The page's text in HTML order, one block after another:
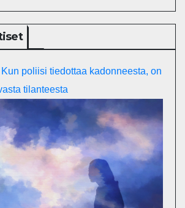
poliisi tiedottaa kadonneesta, on
tilanteesta